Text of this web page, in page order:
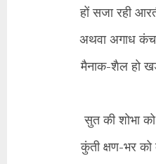
हों सजा रही
अथवा अगाध
मैनाक-शैल हो
सुत की शोभा
कुंती क्षण-भर को